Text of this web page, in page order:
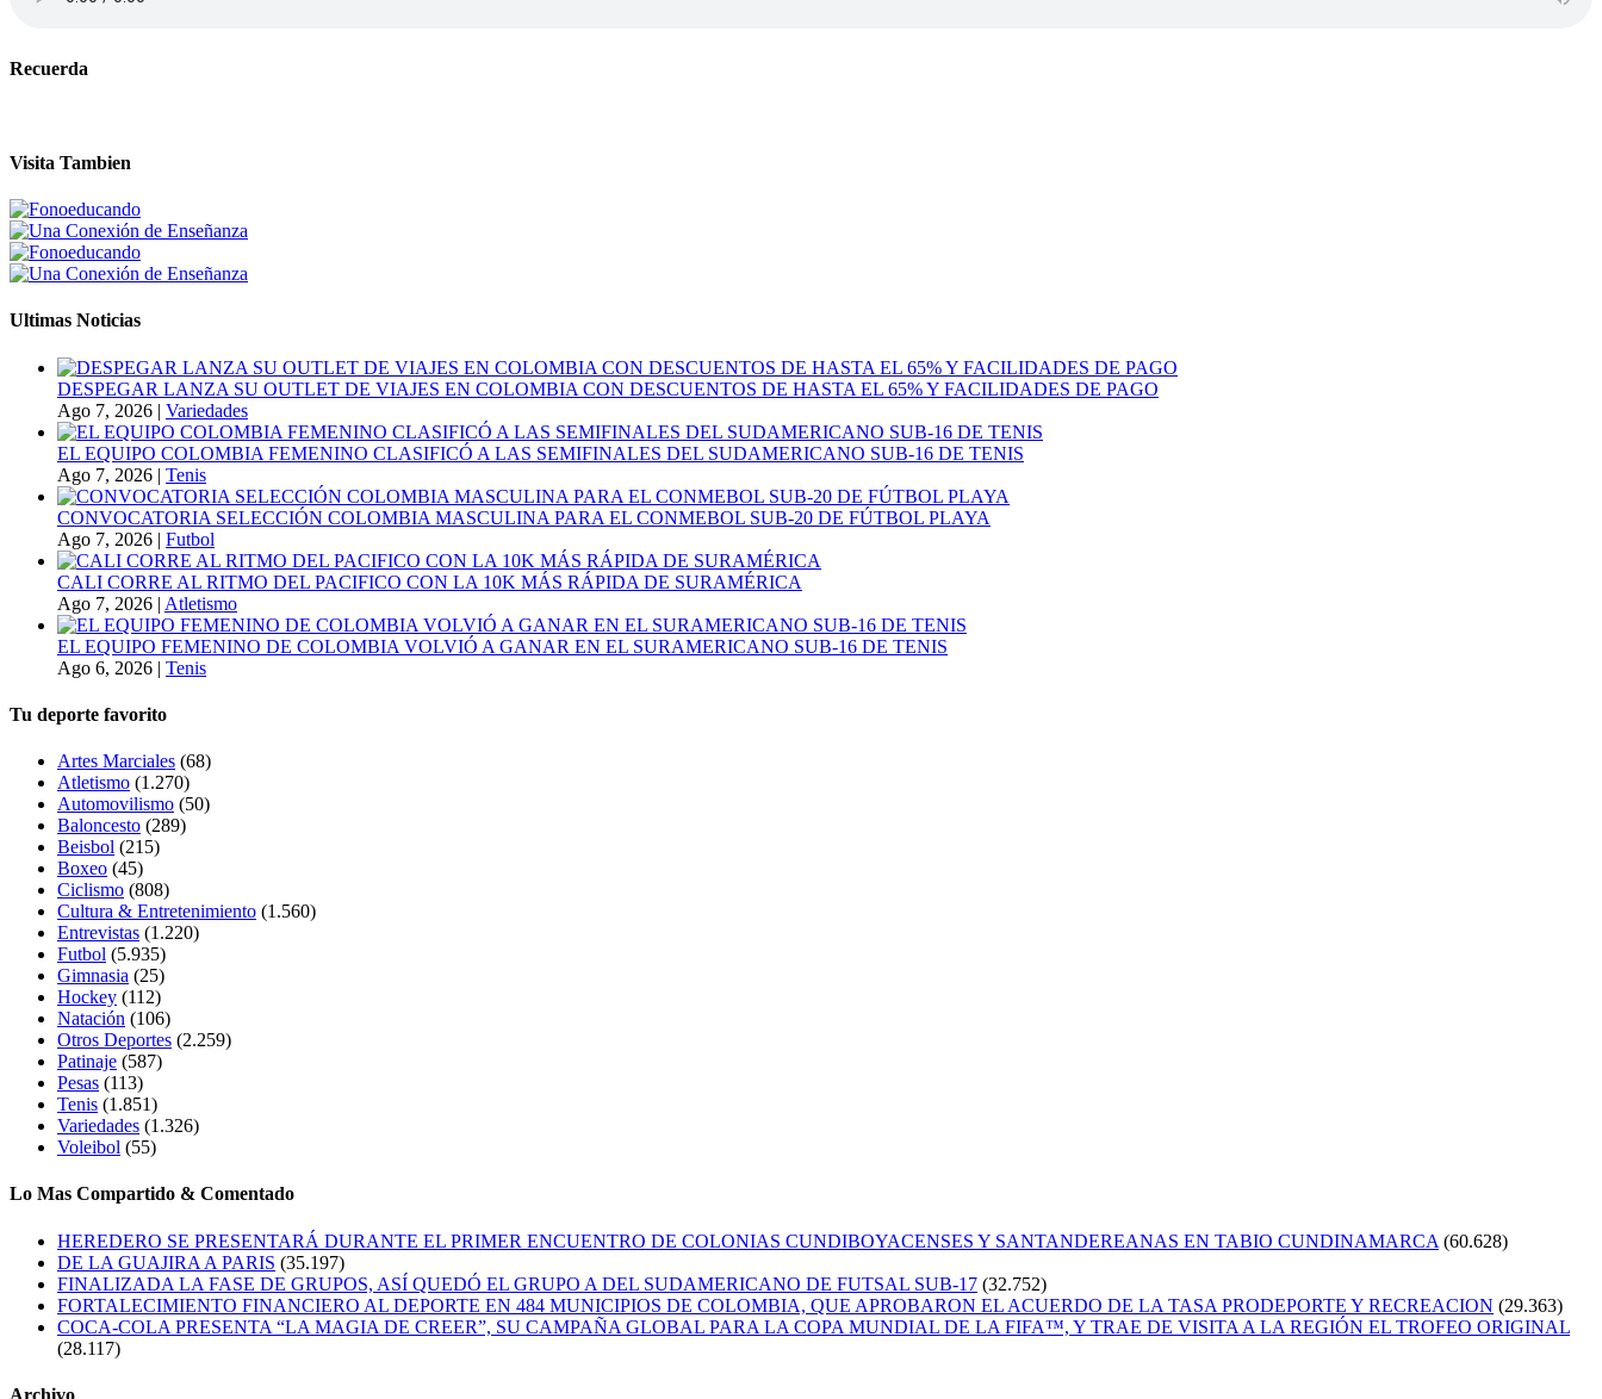
Recuerda
Visita Tambien
Ultimas Noticias
DESPEGAR LANZA SU OUTLET DE VIAJES EN COLOMBIA CON DESCUENTOS DE HASTA EL 65% Y FACILIDADES DE PAGO
Ago 7, 2026 | Variedades
EL EQUIPO COLOMBIA FEMENINO CLASIFICÓ A LAS SEMIFINALES DEL SUDAMERICANO SUB-16 DE TENIS
Ago 7, 2026 | Tenis
CONVOCATORIA SELECCIÓN COLOMBIA MASCULINA PARA EL CONMEBOL SUB-20 DE FÚTBOL PLAYA
Ago 7, 2026 | Futbol
CALI CORRE AL RITMO DEL PACIFICO CON LA 10K MÁS RÁPIDA DE SURAMÉRICA
Ago 7, 2026 | Atletismo
EL EQUIPO FEMENINO DE COLOMBIA VOLVIÓ A GANAR EN EL SURAMERICANO SUB-16 DE TENIS
Ago 6, 2026 | Tenis
Tu deporte favorito
Artes Marciales (68)
Atletismo (1.270)
Automovilismo (50)
Baloncesto (289)
Beisbol (215)
Boxeo (45)
Ciclismo (808)
Cultura & Entretenimiento (1.560)
Entrevistas (1.220)
Futbol (5.935)
Gimnasia (25)
Hockey (112)
Natación (106)
Otros Deportes (2.259)
Patinaje (587)
Pesas (113)
Tenis (1.851)
Variedades (1.326)
Voleibol (55)
Lo Mas Compartido & Comentado
HEREDERO SE PRESENTARÁ DURANTE EL PRIMER ENCUENTRO DE COLONIAS CUNDIBOYACENSES Y SANTANDEREANAS EN TABIO CUNDINAMARCA (60.628)
DE LA GUAJIRA A PARIS (35.197)
FINALIZADA LA FASE DE GRUPOS, ASÍ QUEDÓ EL GRUPO A DEL SUDAMERICANO DE FUTSAL SUB-17 (32.752)
FORTALECIMIENTO FINANCIERO AL DEPORTE EN 484 MUNICIPIOS DE COLOMBIA, QUE APROBARON EL ACUERDO DE LA TASA PRODEPORTE Y RECREACION (29.363)
COCA-COLA PRESENTA “LA MAGIA DE CREER”, SU CAMPAÑA GLOBAL PARA LA COPA MUNDIAL DE LA FIFA™, Y TRAE DE VISITA A LA REGIÓN EL TROFEO ORIGINAL
(28.117)
Archivo